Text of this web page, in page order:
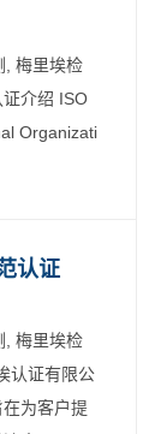
, 梅里埃检
介绍 ISO
Organizati
认证
, 梅里埃检
认证有限公
为客户提